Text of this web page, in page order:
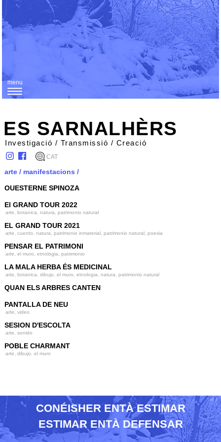
T
g
g
e
n
a
v
g
a
i
o
n
menu
ES SARNALHÈRS
Investigació / Transmissió / Creació
CAT
arte / manifestacions /
OUESTERNE SPINOZA
El GRAND TOUR 2022
arte, botanica, natura, patrimonio natural
EL GRAND TOUR 2021
arte, cuento, natura, patrimonio inmaterial, patrimonio natural, poesia
PENSAR EL PATRIMONI
arte, el muro, etnologia, patrimonio
LA MALA HERBA ÉS MEDICINAL
arte, botanica, dibujo, el muro, etnologia, natura, patrimonio natural
QUAN ELS ARBRES CANTEN
PANTALLA DE NEU
arte, video
SESION D'ESCOLTA
arte, sonido
POBLE CHARMANT
arte, dibujo, el muro
CONÉISHER ENTÀ ESTIMAR
ESTIMAR ENTÀ DEFENSAR